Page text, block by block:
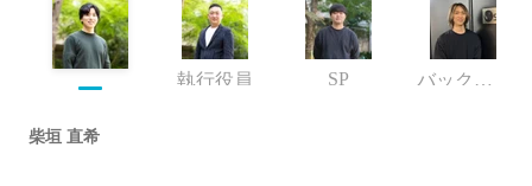
執行役員 SP バックオフィス
柴垣 直希